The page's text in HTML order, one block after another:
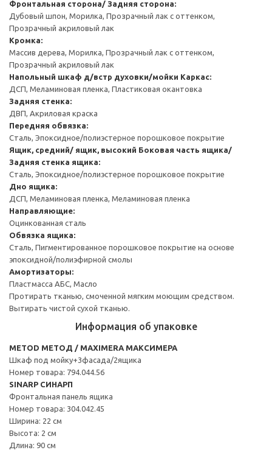
Фронтальная сторона/ Задняя сторона:
Дубовый шпон, Морилка, Прозрачный лак с оттенком,
Прозрачный акриловый лак
Кромка:
Массив дерева, Морилка, Прозрачный лак с оттенком,
Прозрачный акриловый лак
Напольный шкаф д/встр духовки/мойки Каркас:
ДСП, Меламиновая пленка, Пластиковая окантовка
Задняя стенка:
ДВП, Акриловая краска
Передняя обвязка:
Сталь, Эпоксидное/полиэстерное порошковое покрытие
Ящик, средний/ ящик, высокий Боковая часть ящика/
Задняя стенка ящика:
Сталь, Эпоксидное/полиэстерное порошковое покрытие
Дно ящика:
ДСП, Меламиновая пленка, Меламиновая пленка
Направляющие:
Оцинкованная сталь
Обвязка ящика:
Сталь, Пигментированное порошковое покрытие на основе
эпоксидной/полиэфирной смолы
Амортизаторы:
Пластмасса АБС, Масло
Протирать тканью, смоченной мягким моющим средством.
Вытирать чистой сухой тканью.
Информация об упаковке
METOD МЕТОД / MAXIMERA МАКСИМЕРА
Шкаф под мойку+3фасада/2ящика
Номер товара: 794.044.56
SINARP СИНАРП
Фронтальная панель ящика
Номер товара: 304.042.45
Ширина: 22 см
Высота: 2 см
Длина: 90 см